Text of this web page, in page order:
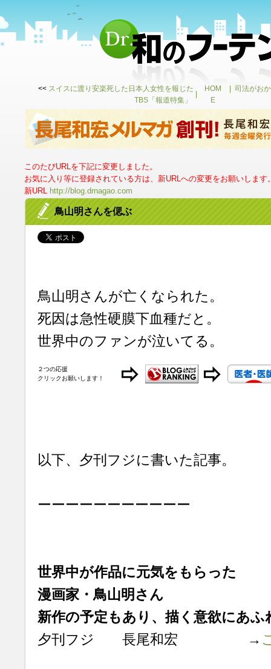
<< スイスに渡り安楽死した日本人女性を報じた
TBS「報道特集」
HOM
E
司法がお
このたびURLを下記に変更しました。
お気に入り等に登録されている方は、新URLへの変更をお願いします
新URL http://blog.drnagao.com
鳥山明さんを偲ぶ
鳥山明さんが亡くなられた。
死因は急性硬膜下血種だと。
世界中のファンが泣いてる。
２つの応援
クリックお願いします！
以下、夕刊フジに書いた記事。
ーーーーーーーーーーー
世界中が作品に元気をもらった
漫画家・鳥山明さん
新作の予定もあり、描く意欲にあふ
夕刊フジ 長尾和宏 →